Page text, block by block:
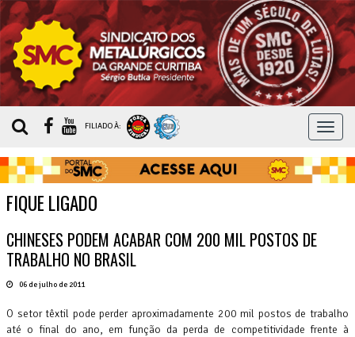
MENU
FILIADO À:
FIQUE LIGADO
CHINESES PODEM ACABAR COM 200 MIL POSTOS DE
TRABALHO NO BRASIL
06 de julho de 2011
O setor têxtil pode perder aproximadamente 200 mil postos de trabalho
até o final do ano, em função da perda de competitividade frente à